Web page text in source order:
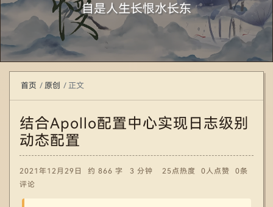
自是人生长恨水长东
首页 原创 正文
结合Apollo配置中心实现日志级别
动态配置
2021年12月29日 约 866 字 3 分钟 25点热度 0人点赞
0条
评论